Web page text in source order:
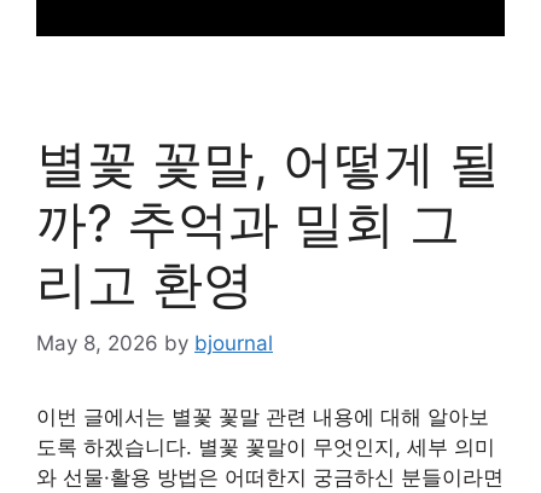
별꽃 꽃말, 어떻게 될
까? 추억과 밀회 그
리고 환영
May 8, 2026 by bjournal
이번 글에서는 별꽃 꽃말 관련 내용에 대해 알아보
도록 하겠습니다. 별꽃 꽃말이 무엇인지, 세부 의미
와 선물·활용 방법은 어떠한지 궁금하신 분들이라면